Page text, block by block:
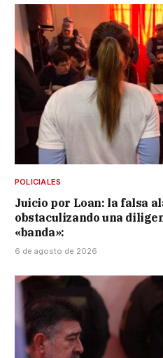
POLICIALES
Juicio por Loan: la falsa
obstaculizando una
«banda»:
6 de agosto de 2026